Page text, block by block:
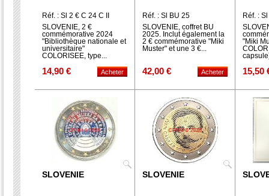
Réf. : Sl 2 € C 24 C II
SLOVENIE, 2 €
commémorative 2024
"Bibliothèque nationale et
universitaire"
COLORISEE, type...
14,90 €
Réf. : Sl BU 25
SLOVENIE, coffret BU
2025. Inclut également la
2 € commémorative "Miki
Muster" et une 3 €...
42,00 €
Réf. :
"Miki
15,50
SLOVENIE SLOVENIE